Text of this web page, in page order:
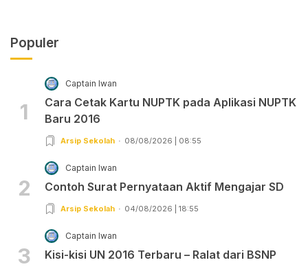
Populer
1
Captain Iwan
Cara Cetak Kartu NUPTK pada Aplikasi NUPTK
Baru 2016
Arsip Sekolah 08/08/2026 | 08:55
2
Captain Iwan
Contoh Surat Pernyataan Aktif Mengajar SD
Arsip Sekolah 04/08/2026 | 18:55
3
Captain Iwan
Kisi-kisi UN 2016 Terbaru – Ralat dari BSNP